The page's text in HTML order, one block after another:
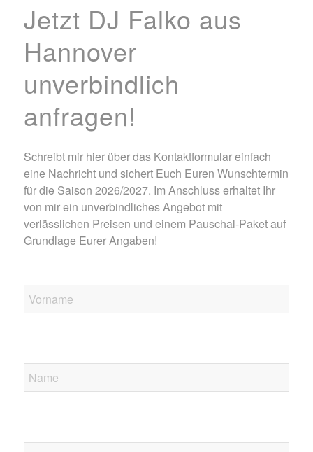
Jetzt DJ Falko aus
Hannover
unverbindlich
anfragen!
Schreibt mir hier über das Kontaktformular einfach
eine Nachricht und sichert Euch Euren Wunschtermin
für die Saison 2026/2027. Im Anschluss erhaltet Ihr
von mir ein unverbindliches Angebot mit
verlässlichen Preisen und einem Pauschal-Paket auf
Grundlage Eurer Angaben!